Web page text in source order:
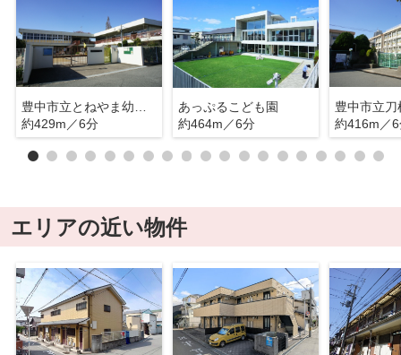
約429m／6分
あっぷるこども園
約464m／6分
豊中市立
約416m／
エリアの近い物件